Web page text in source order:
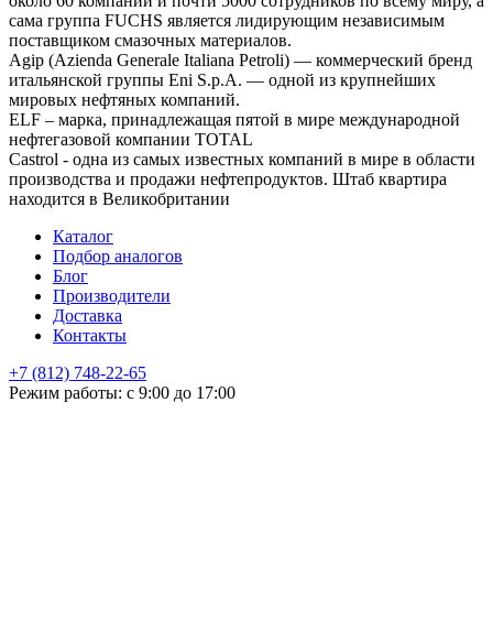
сама группа FUCHS является лидирующим независимым
поставщиком смазочных материалов.
Agip (Azienda Generale Italiana Petroli) — коммерческий бренд
итальянской группы Eni S.p.A. — одной из крупнейших
мировых нефтяных компаний.
ELF – марка, принадлежащая пятой в мире международной
нефтегазовой компании TOTAL
Castrol - одна из самых известных компаний в мире в области
производства и продажи нефтепродуктов. Штаб квартира
находится в Великобритании
Каталог
Подбор аналогов
Блог
Производители
Доставка
Контакты
+7 (812) 748-22-65
Режим работы: с 9:00 до 17:00
НЕ НАШЛИ ЧТО ИСКАЛИ